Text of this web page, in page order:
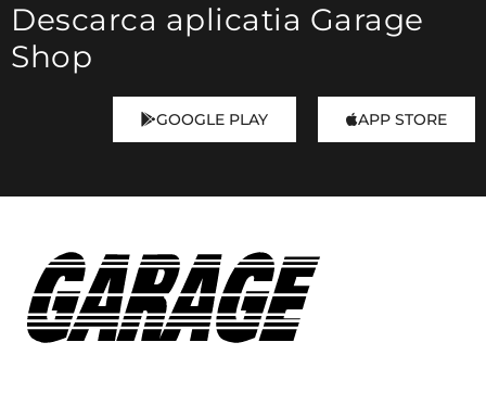
Descarca aplicatia Garage
Shop
GOOGLE PLAY APP STORE